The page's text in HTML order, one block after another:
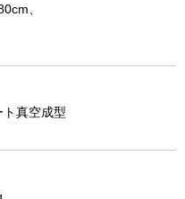
、
真空成型